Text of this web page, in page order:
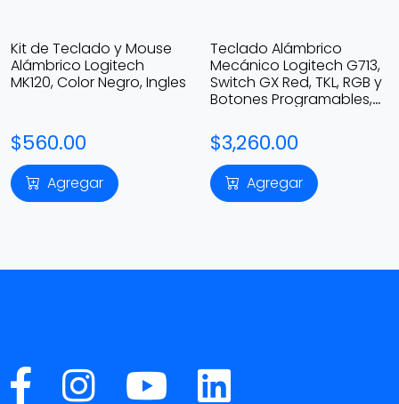
Kit de Teclado y Mouse
Alámbrico Logitech
MK120, Color Negro, Ingles
$560.00
Agregar
Teclado Alámbrico
Mecánico Logitech G713,
Switch GX Red, TKL, RGB y
Botones Programables,
$3,260.00
Agregar